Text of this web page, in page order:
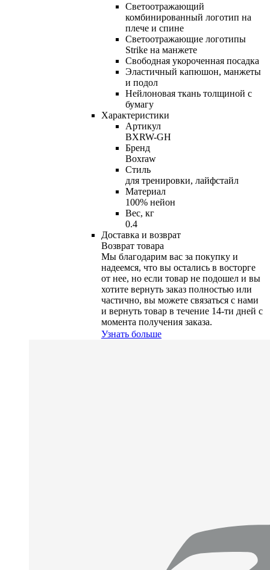
Светоотражающий
комбинированный логотип на
плече и спине
Светоотражающие логотипы
Strike на манжете
Свободная укороченная посадка
Эластичный капюшон, манжеты
и подол
Нейлоновая ткань толщиной с
бумагу
Характеристики
Артикул
BXRW-GH
Бренд
Boxraw
Стиль
для тренировки, лайфстайл
Материал
100% нейон
Вес, кг
0.4
Доставка и возврат
Возврат товара
Мы благодарим вас за покупку и
надеемся, что вы остались в восторге
от нее, но если товар не подошел и вы
хотите вернуть заказ полностью или
частично, вы можете связаться с нами
и вернуть товар в течение 14-ти дней с
момента получения заказа.
Узнать больше